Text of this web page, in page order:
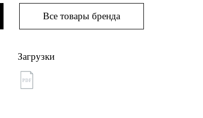
Все товары бренда
Загрузки
PDF